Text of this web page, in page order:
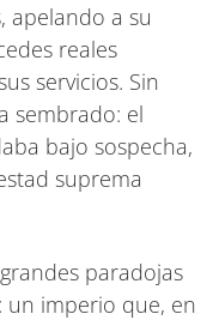
apelando a su
reales
servicios. Sin
sembrado: el
bajo sospecha,
suprema
paradojas
un imperio que, en